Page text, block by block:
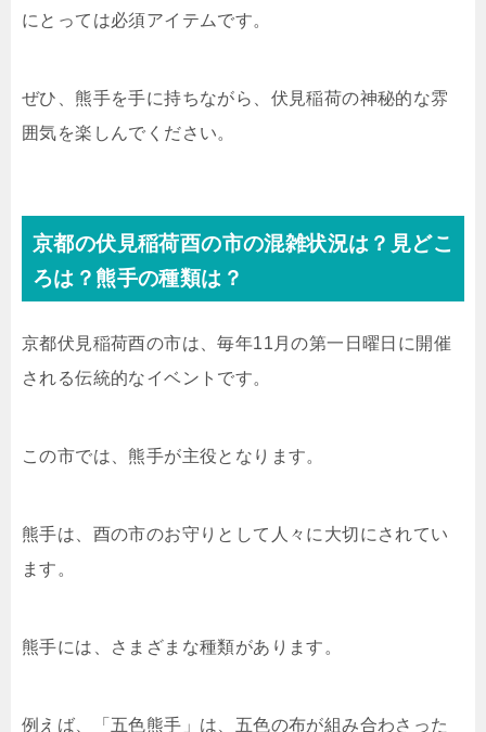
にとっては必須アイテムです。
ぜひ、熊手を手に持ちながら、伏見稲荷の神秘的な雰
囲気を楽しんでください。
京都の伏見稲荷酉の市の混雑状況は？見どこ
ろは？熊手の種類は？
京都伏見稲荷酉の市は、毎年11月の第一日曜日に開催
される伝統的なイベントです。
この市では、熊手が主役となります。
熊手は、酉の市のお守りとして人々に大切にされてい
ます。
熊手には、さまざまな種類があります。
例えば、「五色熊手」は、五色の布が組み合わさった